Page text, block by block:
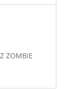
ZOMBIE